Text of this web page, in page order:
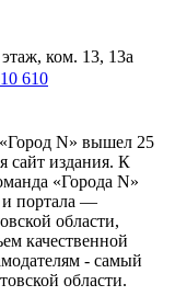
ком. 13, 13а
610
N» вышел 25
сайт издания. К
«Города N»
и портала —
области,
качественной
- самый
области.